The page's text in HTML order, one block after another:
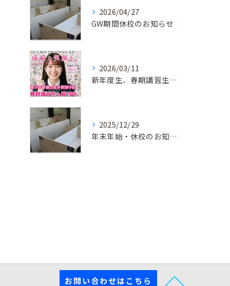
2026/04/27
GW期間休校のお知らせ
2026/03/11
新年度生、春期講習生 受付中！
2025/12/29
年末年始・休校のお知らせ
お問い合わせはこちら